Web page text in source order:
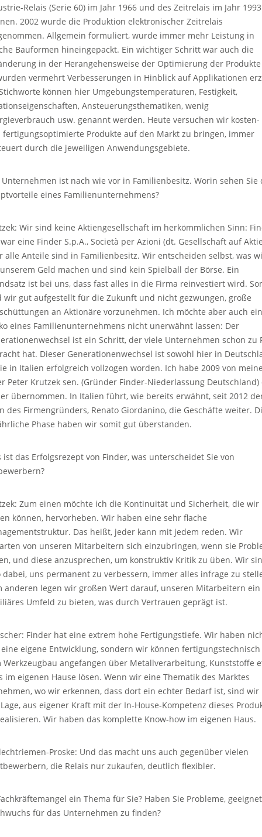
Relais (Serie 60) im Jahr 1966 und des Zeitrelais im Jahr
2002 wurde die Produktion elektronischer Zeitrelais
Allgemein formuliert, wurde immer mehr Leistung in
Bauformen hineingepackt. Ein wichtiger Schritt war auch die
in der Herangehensweise der Optimierung der Produkte
vermehrt Verbesserungen in Hinblick auf Applikationen
können hier Umgebungstemperaturen, Festigkeit,
Ansteuerungsthematiken, wenig
usw. genannt werden. Heute versuchen wir kosten-
fertigungsoptimierte Produkte auf den Markt zu bringen, immer
durch die jeweiligen Anwendungsgebiete.
Unternehmen ist nach wie vor in Familienbesitz. Worin sehen Sie
eines Familienunternehmens?
Wir sind keine Aktiengesellschaft im herkömmlichen Sinn:
eine Finder S.p.A., Società per Azioni (dt. Gesellschaft auf
alle Anteile sind in Familienbesitz. Wir entscheiden selbst, was
Geld machen und sind kein Spielball der Börse. Ein
ist bei uns, dass fast alles in die Firma reinvestiert wird.
wir gut aufgestellt für die Zukunft und nicht gezwungen, große
an Aktionäre vorzunehmen. Ich möchte aber auch ein
eines Familienunternehmens nicht unerwähnt lassen: Der
ist ein Schritt, der viele Unternehmen schon zu
hat. Dieser Generationenwechsel ist sowohl hier in
in Italien erfolgreich vollzogen worden. Ich habe 2009 von
Peter Krutzek sen. (Gründer Finder-Niederlassung Deutschland)
übernommen. In Italien führt, wie bereits erwähnt, seit 2012
des Firmengründers, Renato Giordanino, die Geschäfte weiter.
Phase haben wir somit gut überstanden.
ist das Erfolgsrezept von Finder, was unterscheidet Sie von
Zum einen möchte ich die Kontinuität und Sicherheit, die wir
können, hervorheben. Wir haben eine sehr flache
Das heißt, jeder kann mit jedem reden. Wir
von unseren Mitarbeitern sich einzubringen, wenn sie
und diese anzusprechen, um konstruktiv Kritik zu üben. Wir
dabei, uns permanent zu verbessern, immer alles infrage zu
anderen legen wir großen Wert darauf, unseren Mitarbeitern ein
Umfeld zu bieten, was durch Vertrauen geprägt ist.
Finder hat eine extrem hohe Fertigungstiefe. Wir haben
eigene Entwicklung, sondern wir können fertigungstechnisch
Werkzeugbau angefangen über Metallverarbeitung, Kunststoffe
im eigenen Hause lösen. Wenn wir eine Thematik des Marktes
wo wir erkennen, dass dort ein echter Bedarf ist, sind wir
aus eigener Kraft mit der In-House-Kompetenz dieses
Wir haben das komplette Know-how im eigenen Haus.
Proske: Und das macht uns auch gegenüber vielen
die Relais nur zukaufen, deutlich flexibler.
ein Thema für Sie? Haben Sie Probleme,
für das Unternehmen zu finden?